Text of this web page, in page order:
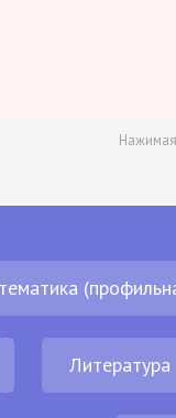
Литература